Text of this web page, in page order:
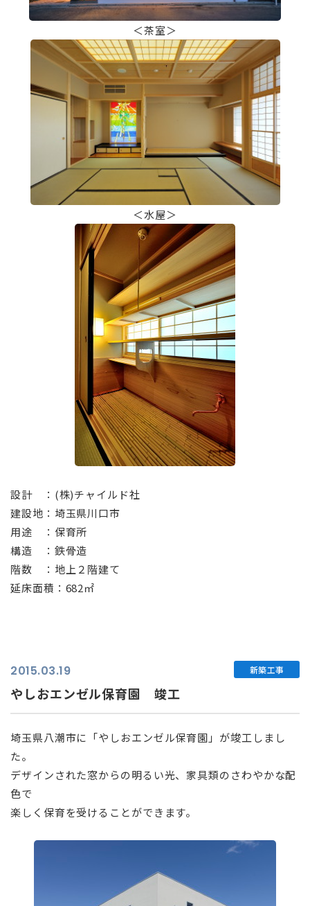
＜茶室＞
＜水屋＞
設計 ：(株)チャイルド社
建設地：埼玉県川口市
用途 ：保育所
構造 ：鉄骨造
階数 ：地上２階建て
延床面積：682㎡
2015.03.19 新築工事
やしおエンゼル保育園 竣工
埼玉県八潮市に「やしおエンゼル保育園」が竣工しまし
た。
デザインされた窓からの明るい光、家具類のさわやかな配
色で
楽しく保育を受けることができます。